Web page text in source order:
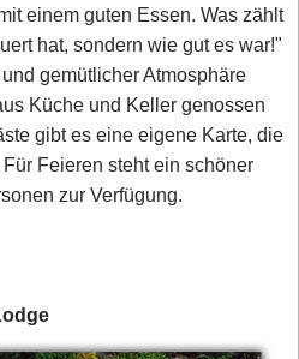
einem guten Essen. Was zählt
hat, sondern wie gut es war!"
gemütlicher Atmosphäre
Küche und Keller genossen
gibt es eine eigene Karte, die
Feieren steht ein schöner
zur Verfügung.